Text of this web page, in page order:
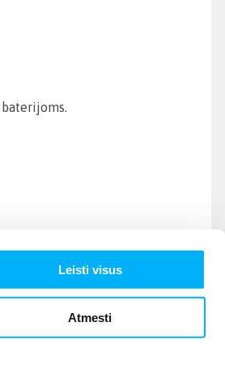
Leisti visus
Atmesti